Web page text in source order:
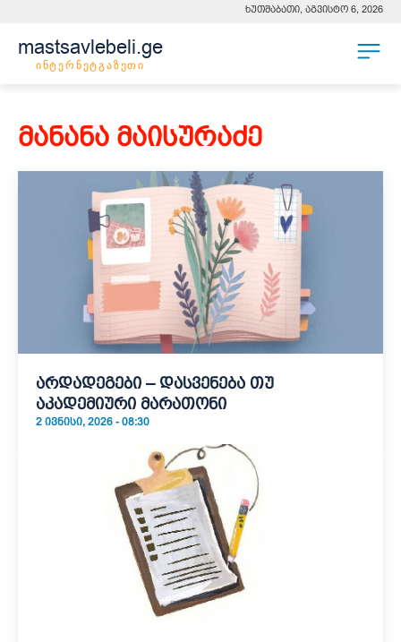
ხუთშაბათი, აგვისტო 6, 2026
mastsavlebeli.ge
ინტერნეტგაზეთი
მანანა მაისურაძე
არდადეგები – დასვენება თუ
აკადემიური მარათონი
2 ᲘᲕᲜᲘᲡᲘ, 2026 - 08:30